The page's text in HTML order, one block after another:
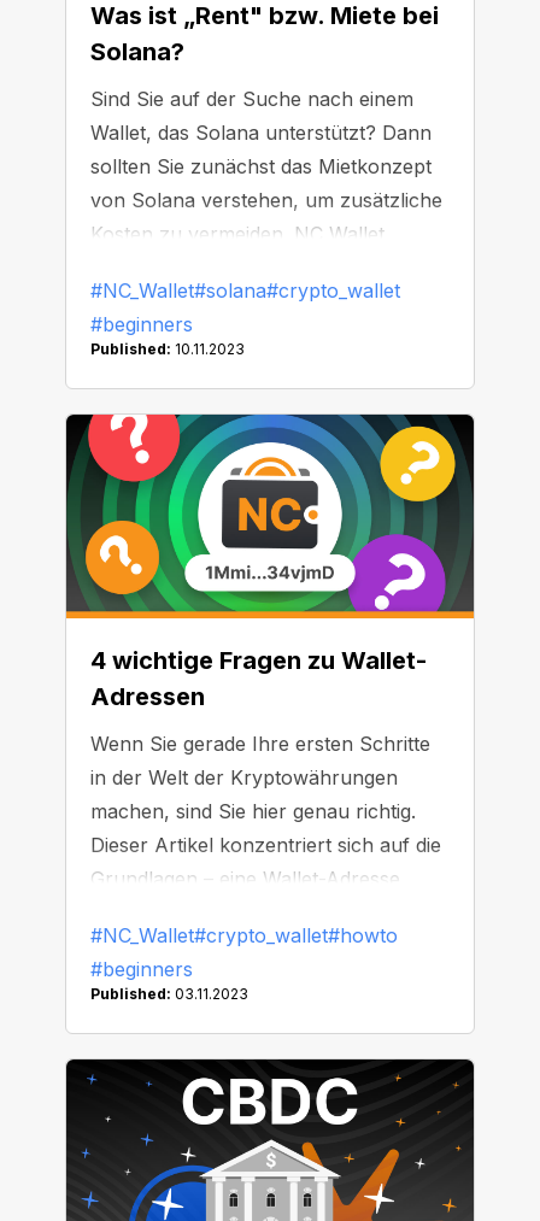
Was ist „Rent" bzw. Miete bei
Solana?
Sind Sie auf der Suche nach einem
Wallet, das Solana unterstützt? Dann
sollten Sie zunächst das Mietkonzept
von Solana verstehen, um zusätzliche
Kosten zu vermeiden. NC Wallet
wie Sie Gebühren für die Nutzung des
Netzwerks vermeiden können.
#NC_Wallet#solana#crypto_wallet
#beginners
Published: 10.11.2023
4 wichtige Fragen zu Wallet-
Adressen
Wenn Sie gerade Ihre ersten Schritte
in der Welt der Kryptowährungen
machen, sind Sie hier genau richtig.
Dieser Artikel konzentriert sich auf die
Grundlagen – eine Wallet-Adresse.
#NC_Wallet#crypto_wallet#howto
#beginners
Published: 03.11.2023